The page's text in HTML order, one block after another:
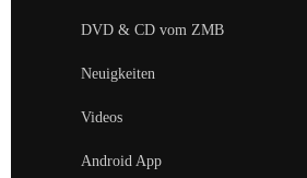
DVD & CD vom ZMB
Neuigkeiten
Videos
Android App